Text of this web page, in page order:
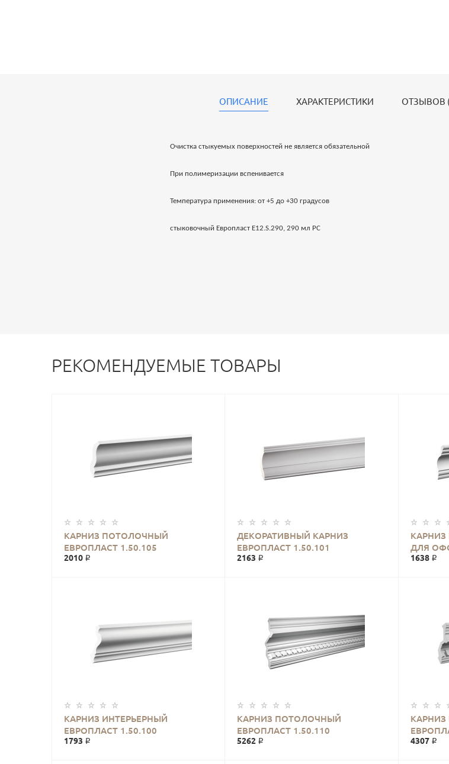
ОПИСАНИЕ ХАРАКТЕРИСТИКИ ОТЗЫВОВ
Очистка стыкуемых поверхностей не является обязательной
При полимеризации вспенивается
Температура применения: от +5 до +30 градусов
стыковочный Европласт E12.S.290, 290 мл РС
РЕКОМЕНДУЕМЫЕ ТОВАРЫ
КАРНИЗ ПОТОЛОЧНЫЙ
ЕВРОПЛАСТ 1.50.105
2010 ₽
ДЕКОРАТИВНЫЙ КАРНИЗ
ЕВРОПЛАСТ 1.50.101
2163 ₽
КАРНИЗ
ДЛЯ
1638 ₽
КАРНИЗ ИНТЕРЬЕРНЫЙ
ЕВРОПЛАСТ 1.50.100
1793 ₽
КАРНИЗ ПОТОЛОЧНЫЙ
ЕВРОПЛАСТ 1.50.110
5262 ₽ 4307 ₽